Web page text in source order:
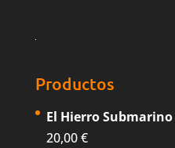
Productos
El Hierro Submarino
20,00€